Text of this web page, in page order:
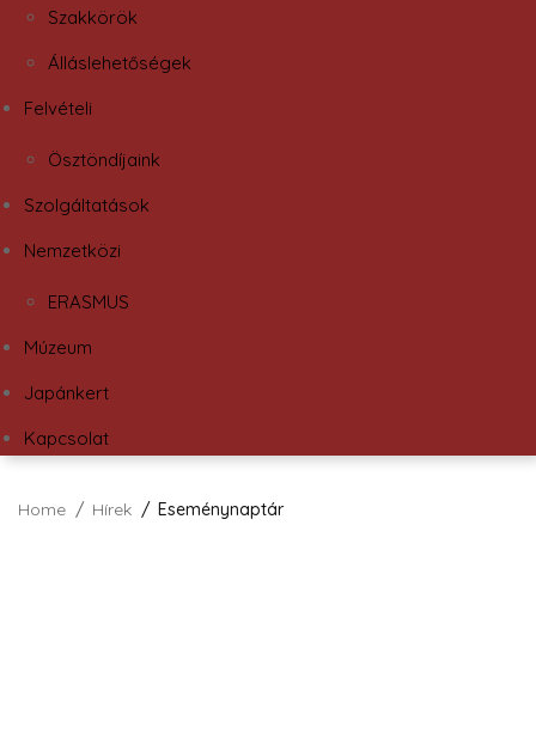
Szakkörök
Álláslehetőségek
Felvételi
Ösztöndíjaink
Szolgáltatások
Nemzetközi
ERASMUS
Múzeum
Japánkert
Kapcsolat
Home Hírek Eseménynaptár